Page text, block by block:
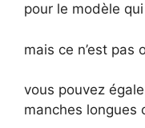
pour le modèle
mais ce n’est pas
vous pouvez
manches longues